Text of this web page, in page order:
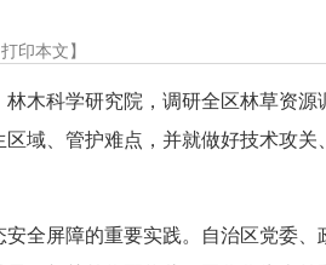
打印本文】
木科学研究院，调研全区林草资源
域、管护难点，并就做好技术攻关
全屏障的重要实践。自治区党委、